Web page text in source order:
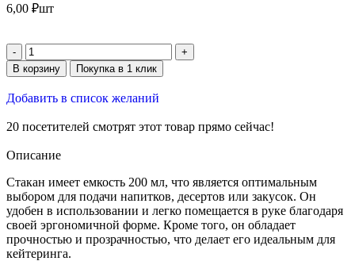
6,00 ₽шт
В корзину Покупка в 1 клик
Добавить в список желаний
20 посетителей смотрят этот товар прямо сейчас!
Описание
Стакан имеет емкость 200 мл, что является оптимальным
выбором для подачи напитков, десертов или закусок. Он
удобен в использовании и легко помещается в руке благодаря
своей эргономичной форме. Кроме того, он обладает
прочностью и прозрачностью, что делает его идеальным для
кейтеринга.